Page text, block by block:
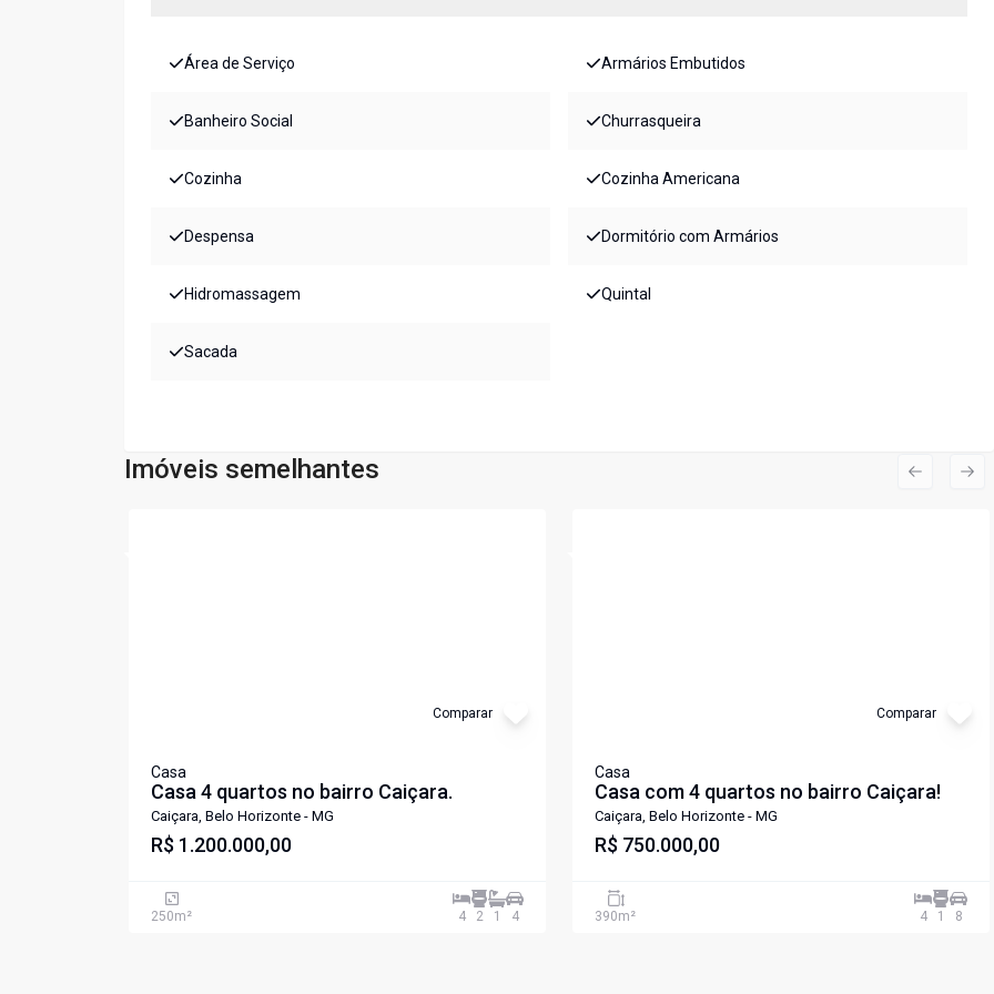
Área de Serviço Armários Embutidos
Banheiro Social Churrasqueira
Cozinha Cozinha Americana
Despensa Dormitório com Armários
Hidromassagem Quintal
Sacada
Imóveis semelhantes
Comparar
Casa
Casa 4 quartos no bairro Caiçara.
Caiçara, Belo Horizonte - MG
R$ 1.200.000,00
250m² 4 2 1 4
Comparar
Casa
Casa com 4 quartos no bairro Caiçara!
Caiçara, Belo Horizonte - MG
R$ 750.000,00
390m² 4 1 8
Previous